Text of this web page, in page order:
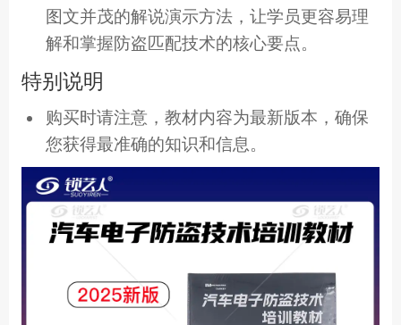
图文并茂的解说演示方法，让学员更容易理
解和掌握防盗匹配技术的核心要点。
特别说明
购买时请注意，教材内容为最新版本，确保
您获得最准确的知识和信息。